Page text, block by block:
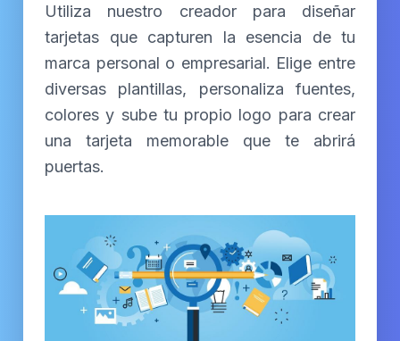
Utiliza nuestro creador para diseñar
tarjetas que capturen la esencia de tu
marca personal o empresarial. Elige entre
diversas plantillas, personaliza fuentes,
colores y sube tu propio logo para crear
una tarjeta memorable que te abrirá
puertas.